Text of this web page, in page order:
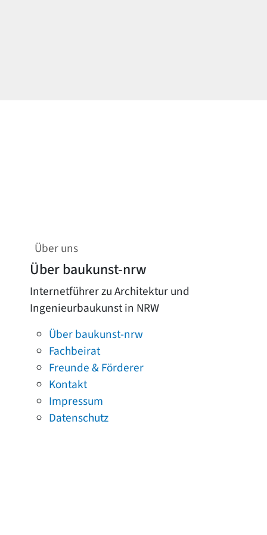
Über uns
Über baukunst-nrw
Internetführer zu Architektur und
Ingenieurbaukunst in NRW
Über baukunst-nrw
Fachbeirat
Freunde & Förderer
Kontakt
Impressum
Datenschutz